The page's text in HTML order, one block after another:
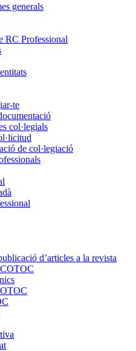
generals
RC Professional
te
col·legials
de col·legiació
d’articles a la revista